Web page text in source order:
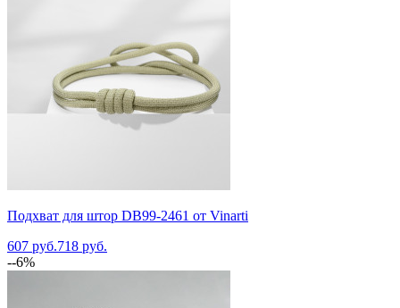
Подхват для штор DB99-2461 от Vinarti
607 руб.718 руб.
--6%